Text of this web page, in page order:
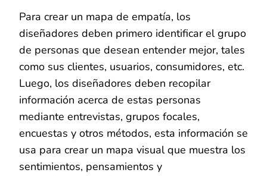
Para crear un mapa de empatía, los
diseñadores deben primero identificar el grupo
de personas que desean entender mejor, tales
como sus clientes, usuarios, consumidores, etc.
Luego, los diseñadores deben recopilar
información acerca de estas personas
mediante entrevistas, grupos focales,
encuestas y otros métodos, esta información se
usa para crear un mapa visual que muestra los
sentimientos, pensamientos y